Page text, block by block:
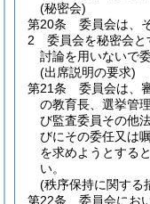
(秘密会)
第20条
委員会は、
2
委員会を秘密会と
討論を用いないで
(出席説明の要求)
第21条
委員会は、
の教育長、選挙管
び監査委員その他
びにその委任又は
を求めようとする
い。
(秩序保持に関する
第22条
委員会にお